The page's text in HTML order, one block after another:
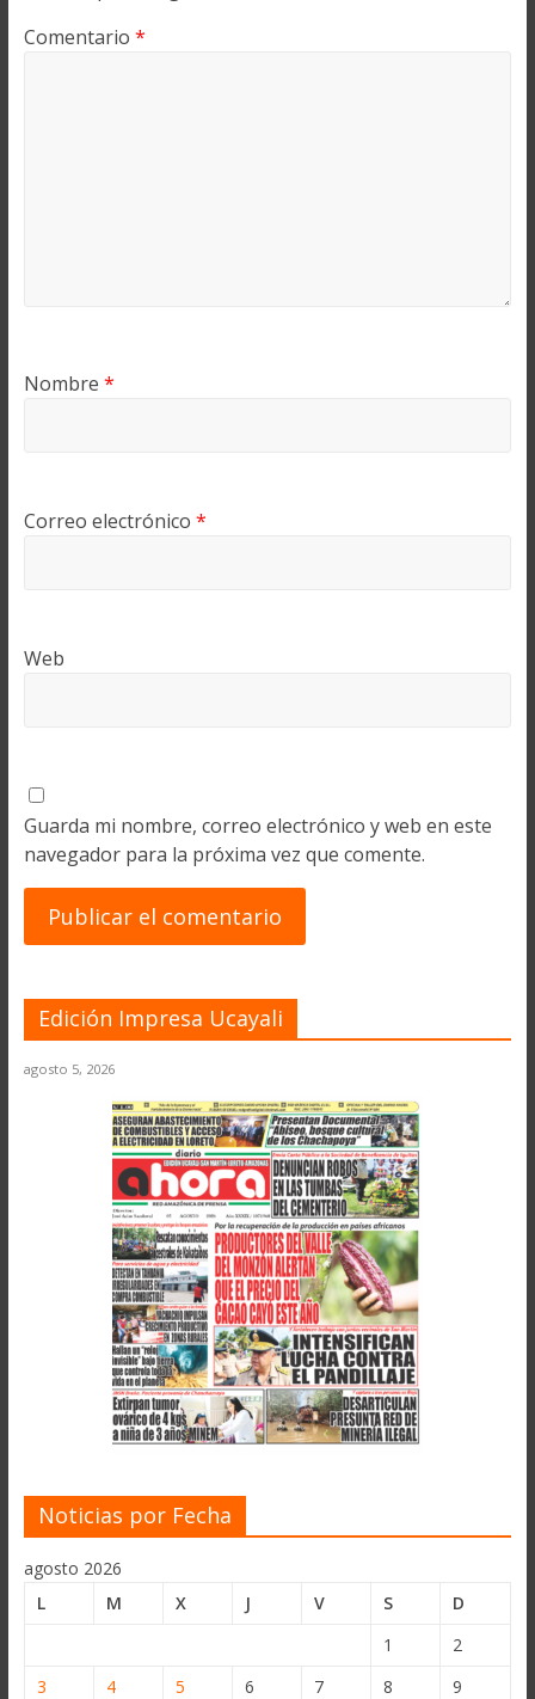
Comentario *
Nombre *
Correo electrónico *
Web
Guarda mi nombre, correo electrónico y web en este
navegador para la próxima vez que comente.
Edición Impresa Ucayali
agosto 5, 2026
Noticias por Fecha
agosto 2026
L
M X J V S
D
1
2
3
4 5 6 7 8
9